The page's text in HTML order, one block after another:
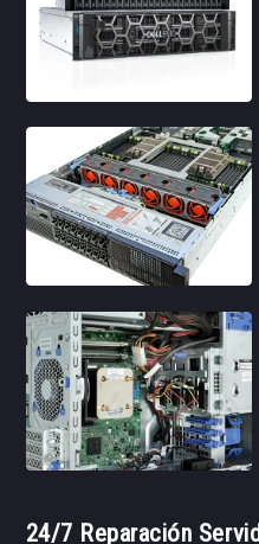
24/7 Reparación